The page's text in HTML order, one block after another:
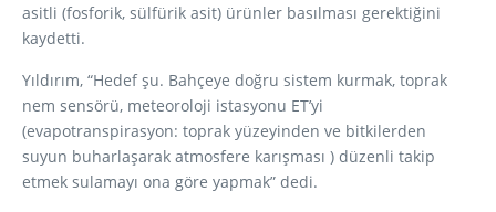
asitli (fosforik, sülfürik asit) ürünler basılması gerektiğini
kaydetti.
Yıldırım, “Hedef şu. Bahçeye doğru sistem kurmak, toprak
nem sensörü, meteoroloji istasyonu ET’yi
(evapotranspirasyon: toprak yüzeyinden ve bitkilerden
suyun buharlaşarak atmosfere karışması ) düzenli takip
etmek sulamayı ona göre yapmak” dedi.